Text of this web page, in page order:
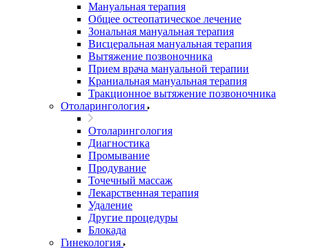
Мануальная терапия
Общее остеопатическое лечение
Зональная мануальная терапия
Висцеральная мануальная терапия
Вытяжение позвоночника
Прием врача мануальной терапии
Краниальная мануальная терапия
Тракционное вытяжение позвоночника
Отоларингология
Отоларингология
Диагностика
Промывание
Продувание
Точечный массаж
Лекарственная терапия
Удаление
Другие процедуры
Блокада
Гинекология